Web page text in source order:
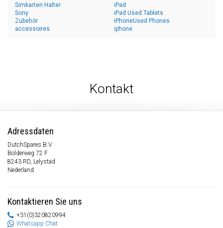
Simkarten Halter
Sony
Zubehör
accessoires
iPad
iPad Used Tablets
iPhoneUsed Phones
iphone
Kontakt
Adressdaten
DutchSpares B.V.
Bolderweg 72 F
8243 RD, Lelystad
Nederland
Kontaktieren Sie uns
+31(0)320820994
Whatsapp Chat